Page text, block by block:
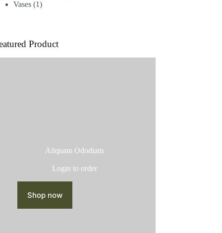
Vases 11
Product
Aliquam Ododiam
Login to order
Shop now